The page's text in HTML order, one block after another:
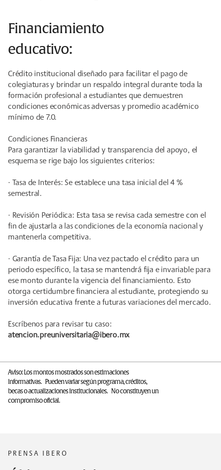
Financiamiento
educativo:
Crédito institucional diseñado para facilitar el pago de
colegiaturas y brindar un respaldo integral durante toda la
formación profesional a estudiantes que demuestren
condiciones económicas adversas y promedio académico
mínimo de 7.0.
Condiciones Financieras
Para garantizar la viabilidad y transparencia del apoyo, el
esquema se rige bajo los siguientes criterios:
· Tasa de Interés: Se establece una tasa inicial del 4 %
semestral.
· Revisión Periódica: Esta tasa se revisa cada semestre con el
fin de ajustarla a las condiciones de la economía nacional y
mantenerla competitiva.
· Garantía de Tasa Fija: Una vez pactado el crédito para un
periodo específico, la tasa se mantendrá fija e invariable para
ese monto durante la vigencia del financiamiento. Esto
otorga certidumbre financiera al estudiante, protegiendo su
inversión educativa frente a futuras variaciones del mercado.
Escríbenos para revisar tu caso:
atencion.preuniversitaria@ibero.mx
Aviso: Los montos mostrados son estimaciones
informativas. Pueden variar según programa, créditos,
becas o actualizaciones institucionales. No constituyen un
compromiso oficial.
PRENSA IBERO